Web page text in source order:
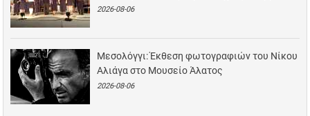
2026-08-06
Μεσολόγγι: Έκθεση φωτογραφιών του Νίκου
Αλιάγα στο Μουσείο Άλατος
2026-08-06